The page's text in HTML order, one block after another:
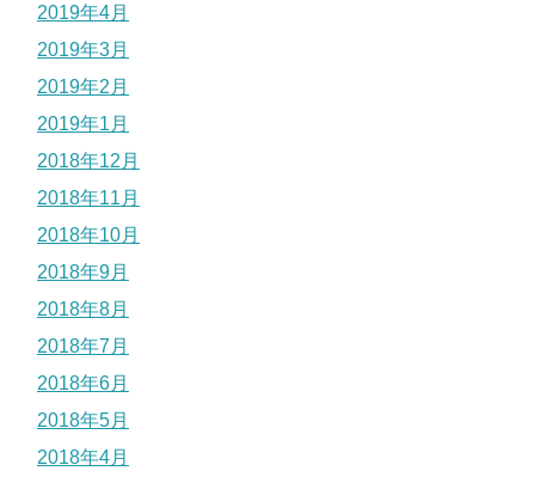
2019年4月
2019年3月
2019年2月
2019年1月
2018年12月
2018年11月
2018年10月
2018年9月
2018年8月
2018年7月
2018年6月
2018年5月
2018年4月